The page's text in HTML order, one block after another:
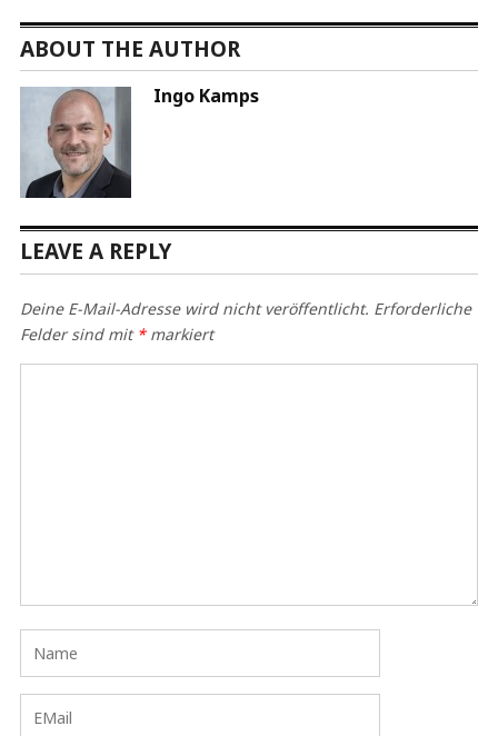
ABOUT THE AUTHOR
Ingo Kamps
LEAVE A REPLY
Deine E-Mail-Adresse wird nicht veröffentlicht. Erforderliche
Felder sind mit *markiert